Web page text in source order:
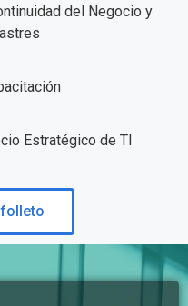
del Negocio y
Estratégico de TI